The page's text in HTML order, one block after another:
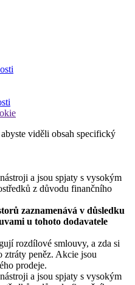
viděli obsah specifický
a jsou spjaty s vysokým
z důvodu finančního
zaznamenává v důsledku
u tohoto dodavatele
rozdílové smlouvy, a zda si
peněz. Akcie jsou
prodeje.
a jsou spjaty s vysokým